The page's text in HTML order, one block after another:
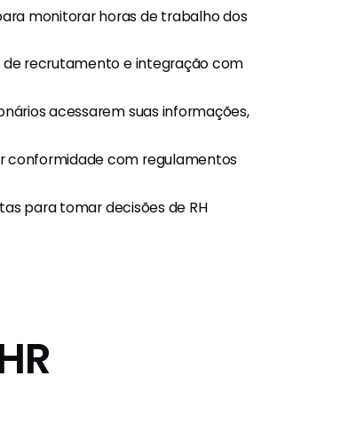
monitorar horas de trabalho dos
de recrutamento e integração com
acessarem suas informações,
conformidade com regulamentos
para tomar decisões de RH